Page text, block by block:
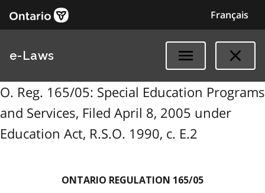
Français
e-Laws
O. Reg. 165/05: Special Education Programs
and Services, Filed April 8, 2005 under
Education Act, R.S.O. 1990, c. E.2
ONTARIO REGULATION 165/05